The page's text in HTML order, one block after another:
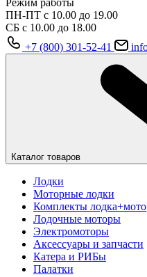
Режим работы
ПН-ПТ с 10.00 до 19.00
СБ с 10.00 до 18.00
+7 (800) 301-52-41
Каталог товаров
Лодки
Моторные лодки
Комплекты
Лодочные моторы
Электромоторы
Аксессуары и запчасти
Катера и РИБы
Палатки